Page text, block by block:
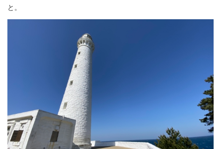
会社情報
プライバシーポリシー
お知らせ
ブログ＆コラム
と。